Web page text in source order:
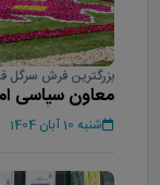
بزرگترین فرش سرگل
معاون سیاسی
فرش سر گل آسیا
شنبه 10 آبان 1404